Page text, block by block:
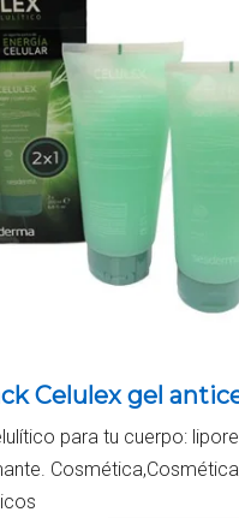
Celulex gel
para tu cuerpo:
Cosmética,Cosmética